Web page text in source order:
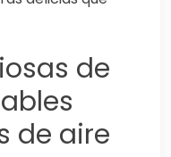
de
de aire